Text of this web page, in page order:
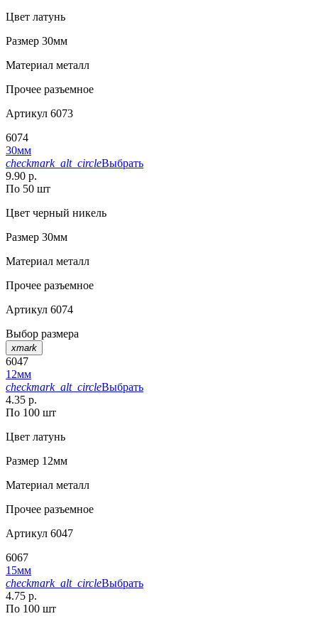
Цвет латунь
Размер 30мм
Материал металл
Прочее разъемное
Артикул 6073
6074
30мм
checkmark_alt_circleВыбрать
9.90 р.
По 50 шт
Цвет черный никель
Размер 30мм
Материал металл
Прочее разъемное
Артикул 6074
Выбор размера
xmark
6047
12мм
checkmark_alt_circleВыбрать
4.35 р.
По 100 шт
Цвет латунь
Размер 12мм
Материал металл
Прочее разъемное
Артикул 6047
6067
15мм
checkmark_alt_circleВыбрать
4.75 р.
По 100 шт